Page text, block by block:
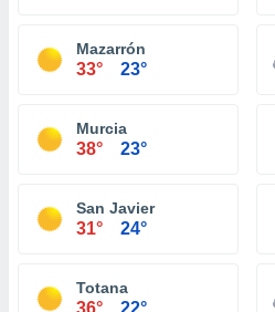
Mazarrón
33° 23°
Murcia
38° 23°
San Javier
31° 24°
Totana
36° 22°